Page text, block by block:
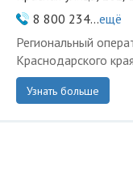
8 800 234...ещё
Региональный
Краснодарского края
Узнать больше